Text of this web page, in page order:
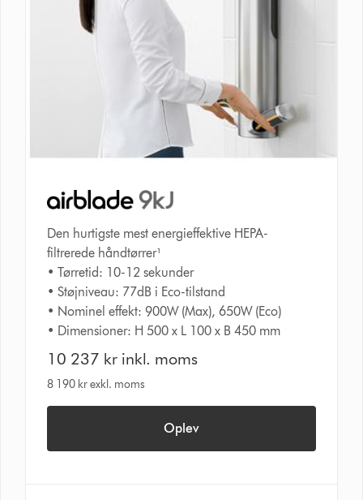
Den hurtigste mest energieffektive HEPA-
filtrerede håndtørrer¹
• Tørretid: 10-12 sekunder
• Støjniveau: 77dB i Eco-tilstand
• Nominel effekt: 900W (Max), 650W (Eco)
• Dimensioner: H 500 x L 100 x B 450 mm
10 237 kr inkl. moms
8 190 kr exkl. moms
Oplev